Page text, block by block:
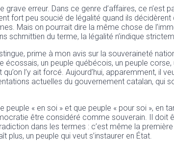
grave erreur. Dans ce genre d’affaires, ce
fort peu soucié de légalité quand ils
Mais on pourrait dire la même chose de
schmittien du terme, la légalité n’indique
prime à mon avis sur la souveraineté
un peuple québécois, un peuple
l’y ait forcé. Aujourd’hui, apparemment, il
actuelles du gouvernement catalan, qui
peuple « en soi » et que peuple « pour soi »,
être considéré comme souverain. Il doit
dans les termes : c’est même la
un peuple qui veut s’instaurer en État.